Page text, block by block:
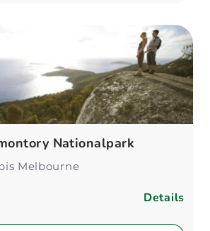
Nationalpark
Melbourne
Details